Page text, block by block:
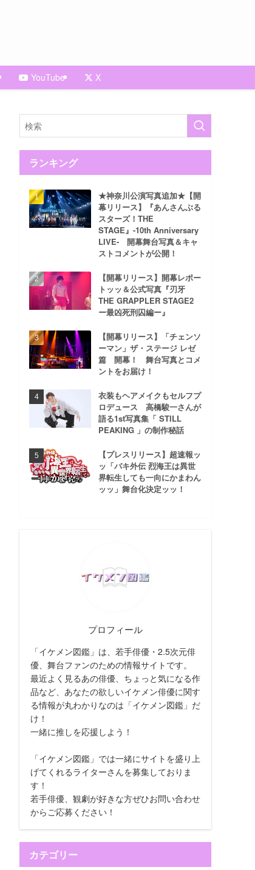
YouTube X
ランキング
★神奈川公演写真追加★【開
幕リリース】『あんさんぶる
スターズ！THE
STAGE』-10th Anniversary
LIVE- 開幕舞台写真＆キャ
ストコメントが公開！
【開幕リリース】開幕レポー
トッッ＆公式写真『刃牙
THE GRAPPLER STAGE2
ー最凶死刑囚編ー』
【開幕リリース】「チェンソ
ーマン」ザ・ステージ レゼ
篇 開幕！ 舞台写真とコメ
ントをお届け！
衣装もヘアメイクもセルフプ
ロデュース 高橋駿一さんが
語る1st写真集「 STILL
PEAKING 」の制作秘話
【プレスリリース】超速報ッ
ッ「バキ外伝 烈海王は異世
界転生しても一向にかまわん
ッッ」舞台化決定ッッ！
プロフィール
「イケメン図鑑」は、若手俳優・2.5次元俳
優、舞台ファンのための情報サイトです。
最近よく見るあの俳優、ちょっと気になる作
品など、あなたの欲しいイケメン俳優に関す
る情報が丸わかりなのは「イケメン図鑑」だ
け！
一緒に推しを応援しよう！
「イケメン図鑑」では一緒にサイトを盛り上
げてくれるライターさんを募集しておりま
す！
若手俳優、観劇が好きな方ぜひお問い合わせ
からご応募ください！
カテゴリー